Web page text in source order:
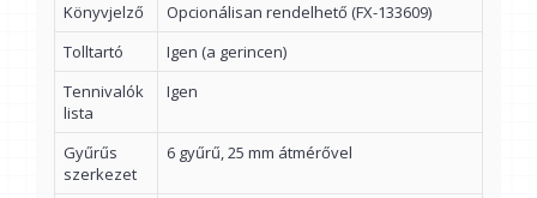
Könyvjelző
Opcionálisan rendelhető (FX-133609)
Tolltartó
Igen (a gerincen)
Tennivalók
lista
Igen
Gyűrűs
szerkezet
6 gyűrű, 25 mm átmérővel